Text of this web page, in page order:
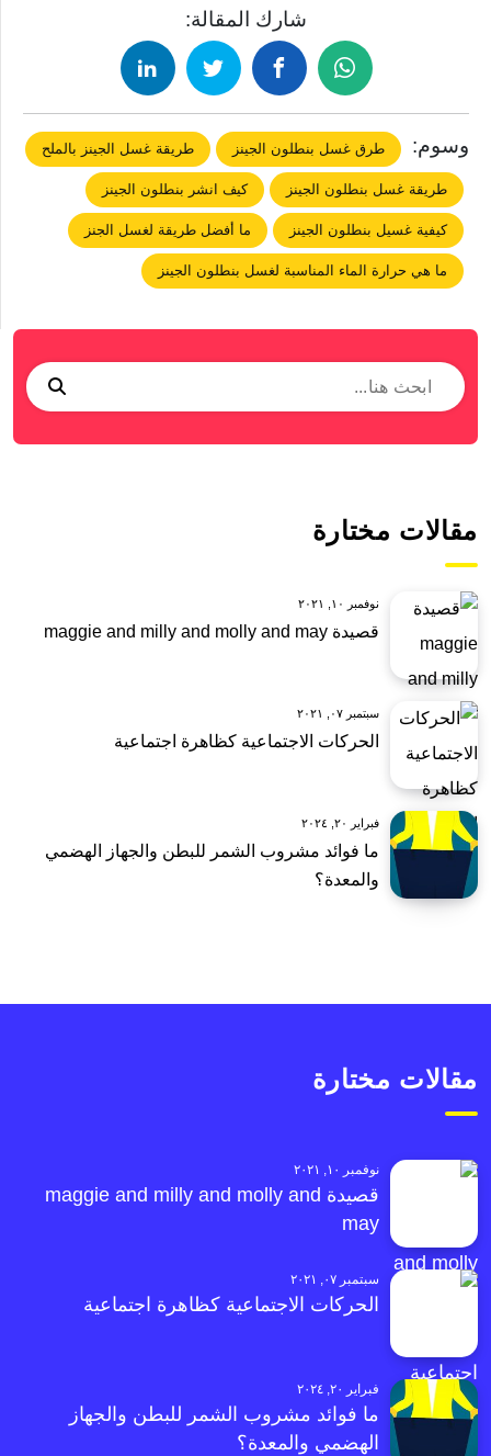
شارك المقالة:
وسوم: طرق غسل بنطلون الجينز طريقة غسل الجينز بالملح
طريقة غسل بنطلون الجينز كيف انشر بنطلون الجينز
كيفية غسيل بنطلون الجينز ما أفضل طريقة لغسل الجنز
ما هي حرارة الماء المناسبة لغسل بنطلون الجينز
مقالات مختارة
نوفمبر ١٠, ٢٠٢١
قصيدة maggie and milly and molly and may
سبتمبر ٠٧, ٢٠٢١
الحركات الاجتماعية كظاهرة اجتماعية
فبراير ٢٠, ٢٠٢٤
ما فوائد مشروب الشمر للبطن والجهاز الهضمي
والمعدة؟
مقالات مختارة
نوفمبر ١٠, ٢٠٢١
قصيدة maggie and milly and molly and
may
سبتمبر ٠٧, ٢٠٢١
الحركات الاجتماعية كظاهرة اجتماعية
فبراير ٢٠, ٢٠٢٤
ما فوائد مشروب الشمر للبطن والجهاز
الهضمي والمعدة؟